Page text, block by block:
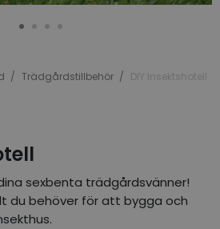
Trädgårdstillbehör DIY Insektshotell
sexbenta trädgårdsvänner!
du behöver för att bygga och